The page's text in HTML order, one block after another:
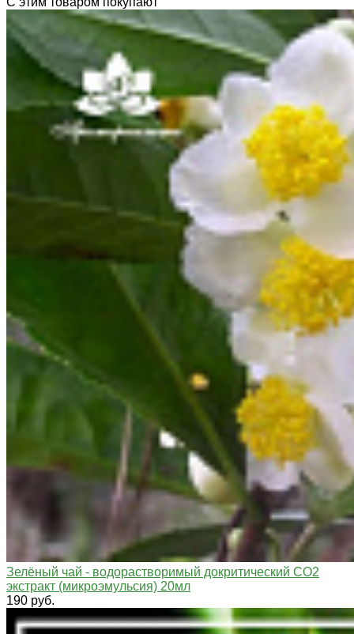
Зелёный чай - водорастворимый докритический СО2
экстракт (микроэмульсия) 20мл
190 руб.